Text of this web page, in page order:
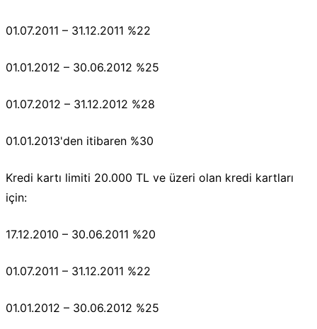
01.07.2011 – 31.12.2011 %22
01.01.2012 – 30.06.2012 %25
01.07.2012 – 31.12.2012 %28
01.01.2013'den itibaren %30
Kredi kartı limiti 20.000 TL ve üzeri olan kredi kartları
için:
17.12.2010 – 30.06.2011 %20
01.07.2011 – 31.12.2011 %22
01.01.2012 – 30.06.2012 %25